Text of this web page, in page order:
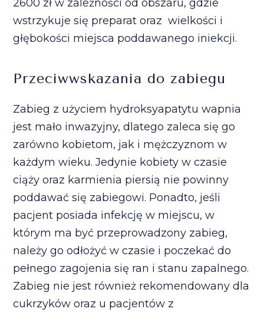
2600 zł w zależności od obszaru, gdzie
wstrzykuje się preparat oraz wielkości i
głębokości miejsca poddawanego iniekcji.
Przeciwwskazania do zabiegu
Zabieg z użyciem hydroksyapatytu wapnia
jest mało inwazyjny, dlatego zaleca się go
zarówno kobietom, jak i mężczyznom w
każdym wieku. Jedynie kobiety w czasie
ciąży oraz karmienia piersią nie powinny
poddawać się zabiegowi. Ponadto, jeśli
pacjent posiada infekcję w miejscu, w
którym ma być przeprowadzony zabieg,
należy go odłożyć w czasie i poczekać do
pełnego zagojenia się ran i stanu zapalnego.
Zabieg nie jest również rekomendowany dla
cukrzyków oraz u pacjentów z